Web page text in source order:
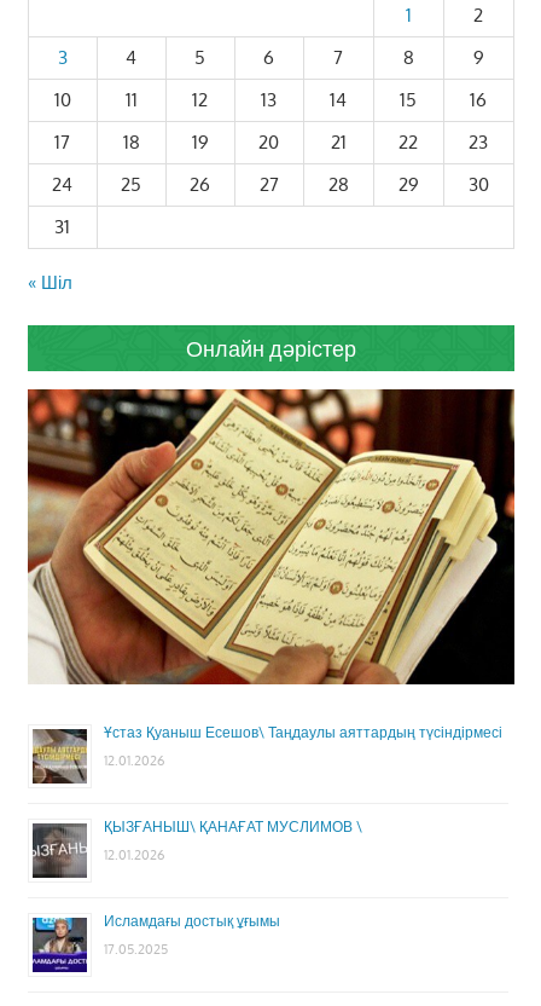
1
2
3
4 5 6 7 8
9
10
11 12 13 14 15
16
17
18 19 20 21 22
23
24
25 26 27 28 29
30
31
« Шіл
Онлайн дәрістер
Ұстаз Қуаныш Есешов\ Таңдаулы аяттардың түсіндірмесі
12.01.2026
ҚЫЗҒАНЫШ\ ҚАНАҒАТ МУСЛИМОВ \
12.01.2026
Исламдағы достық ұғымы
17.05.2025